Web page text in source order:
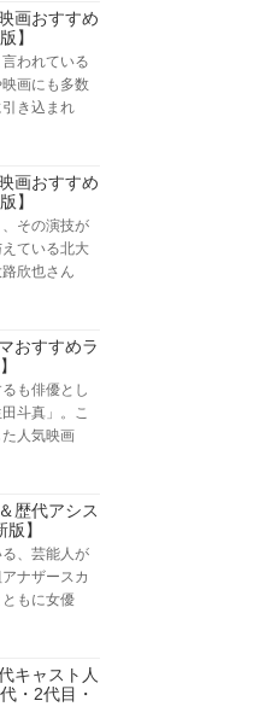
画おすすめ
】
われている
画にも多数
き込まれ
画おすすめ
】
その演技が
ている北大
欣也さん
おすすめラ
も俳優とし
斗真」。こ
人気映画
歴代アシス
】
、芸能人が
ナザースカ
もに女優
キャスト人
・2代目・